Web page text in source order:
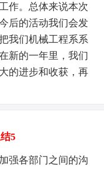
作。总体来说本次
后的活动我们会发
我们机械工程系系
新的一年里，我们
的进步和收获，再
5
各部门之间的沟